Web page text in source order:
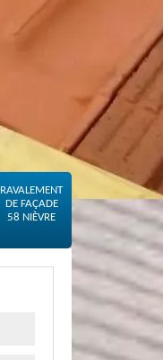
RAVALEMENT
DE FAÇADE
58 NIÈVRE